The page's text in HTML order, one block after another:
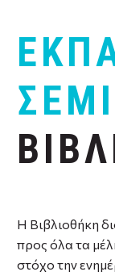
Η Βιβλιοθήκη
προς όλα τα
στόχο την